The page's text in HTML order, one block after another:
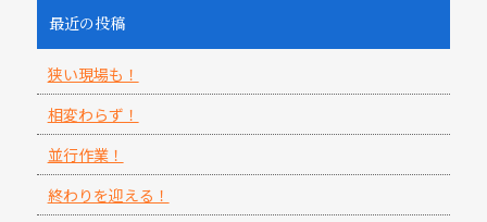
最近の投稿
狭い現場も！
相変わらず！
並行作業！
終わりを迎える！